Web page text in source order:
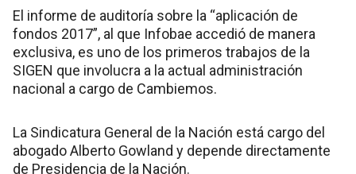
El informe de auditoría sobre la “aplicación de
fondos 2017”, al que Infobae accedió de manera
exclusiva, es uno de los primeros trabajos de la
SIGEN que involucra a la actual administración
nacional a cargo de Cambiemos.
La Sindicatura General de la Nación está cargo del
abogado Alberto Gowland y depende directamente
de Presidencia de la Nación.